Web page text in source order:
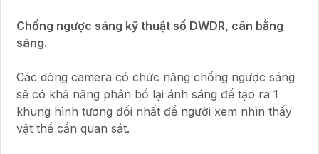
Chống ngược sáng kỹ thuật số DWDR, cân bằng
sáng.
Các dòng camera có chức năng chống ngược sáng
sẽ có khả năng phân bổ lại ánh sáng để tạo ra 1
khung hình tương đối nhất để người xem nhìn thấy
vật thể cần quan sát.